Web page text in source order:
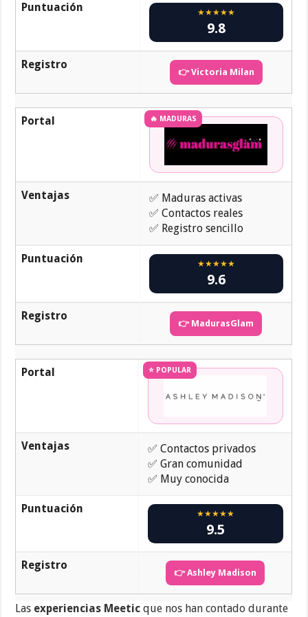
Puntuación ★★★★★
9.8
Registro
👉 Victoria Milan
Portal 🔥 MADURAS
Ventajas
✅ Maduras activas
✅ Contactos reales
✅ Registro sencillo
Puntuación ★★★★★
9.6
Registro
👉 MadurasGlam
Portal ⭐ POPULAR
Ventajas
✅ Contactos privados
✅ Gran comunidad
✅ Muy conocida
Puntuación ★★★★★
9.5
Registro
👉 Ashley Madison
Las experiencias Meetic que nos han contado durante